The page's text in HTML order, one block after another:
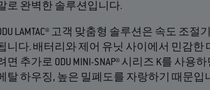
로 완벽한 솔루션입니다.
LAMTAC® 고객 맞춤형 솔루션은 속도 조
니다. 배터리와 제어 유닛 사이에서 민감한
면 추가로 ODU MINI-SNAP® 시리즈 K를 사용
탈 하우징, 높은 밀폐도를 자랑하기 때문입